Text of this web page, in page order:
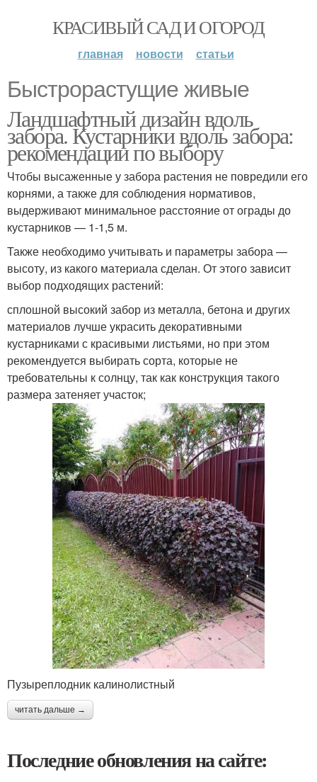
КРАСИВЫЙ САД И ОГОРОД
главная новости статьи
Быстрорастущие живые
Ландшафтный дизайн вдоль
забора. Кустарники вдоль забора:
рекомендации по выбору
Чтобы высаженные у забора растения не повредили его
корнями, а также для соблюдения нормативов,
выдерживают минимальное расстояние от ограды до
кустарников — 1-1,5 м.
Также необходимо учитывать и параметры забора —
высоту, из какого материала сделан. От этого зависит
выбор подходящих растений:
сплошной высокий забор из металла, бетона и других
материалов лучше украсить декоративными
кустарниками с красивыми листьями, но при этом
рекомендуется выбирать сорта, которые не
требовательны к солнцу, так как конструкция такого
размера затеняет участок;
Пузыреплодник калинолистный
читать дальше →
Последние обновления на сайте: